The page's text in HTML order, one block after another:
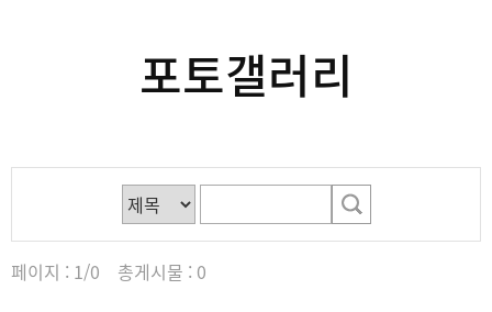
포토갤러리
페이지 : 1/0 총게시물 : 0